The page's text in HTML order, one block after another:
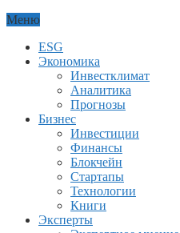
Меню
ESG
Экономика
Инвестклимат
Аналитика
Прогнозы
Бизнес
Инвестиции
Финансы
Блокчейн
Стартапы
Технологии
Книги
Эксперты